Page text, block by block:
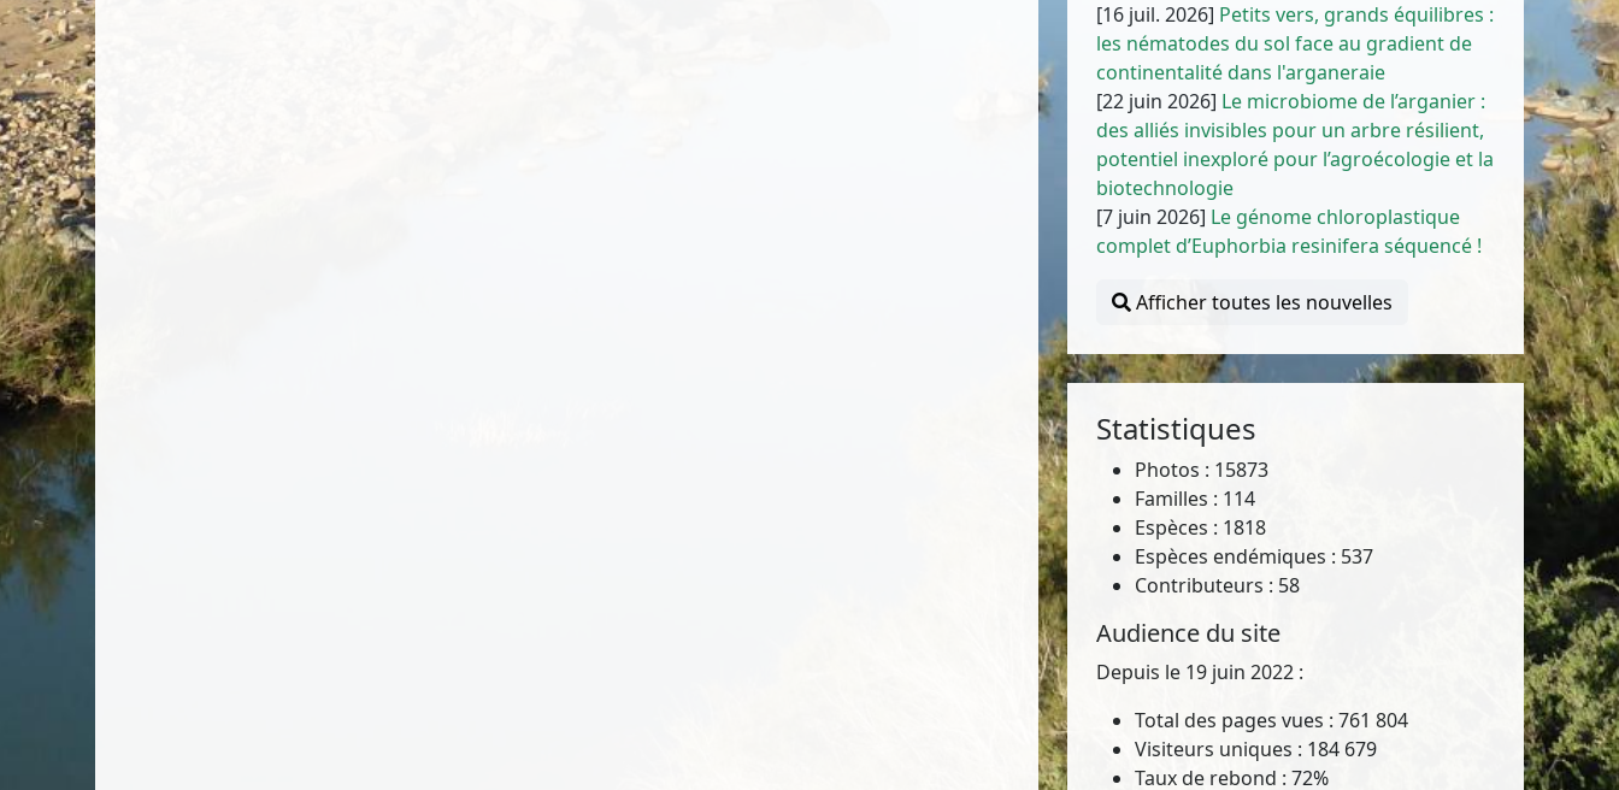
[16 juil. 2026] Petits vers, grands équilibres :
les nématodes du sol face au gradient de
continentalité dans l'arganeraie
[22 juin 2026] Le microbiome de l’arganier :
des alliés invisibles pour un arbre résilient,
potentiel inexploré pour l’agroécologie et la
biotechnologie
[7 juin 2026] Le génome chloroplastique
complet d’Euphorbia resinifera séquencé !
Afficher toutes les nouvelles
Statistiques
Photos : 15873
Familles : 114
Espèces : 1818
Espèces endémiques : 537
Contributeurs : 58
Audience du site
Depuis le 19 juin 2022 :
Total des pages vues : 761 804
Visiteurs uniques : 184 679
Taux de rebond : 72%